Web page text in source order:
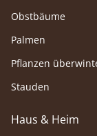
Obstbäume
Palmen
Pflanzen
Stauden
Haus & Heim